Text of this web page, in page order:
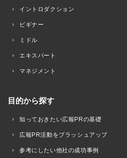
イントロダクション
ビギナー
ミドル
エキスパート
マネジメント
目的から探す
知っておきたい広報PRの基礎
広報PR活動をブラッシュアップ
参考にしたい他社の成功事例